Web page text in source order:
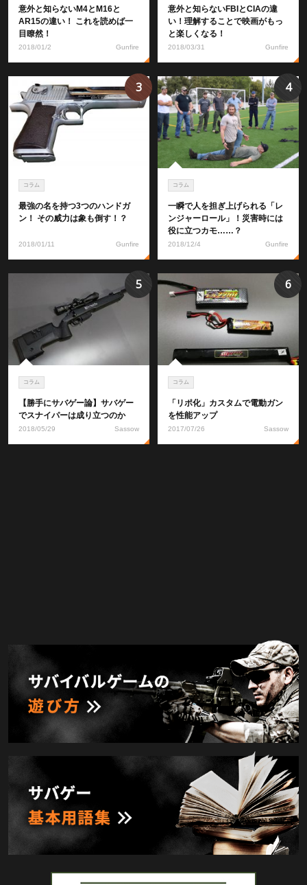
意外と知らないM4とM16と
AR15の違い！ これを読めば一
目瞭然！
2018/01/2 Gunfire
意外と知らないFBIとCIAの違
い！理解することで映画がもっ
と楽しくなる！
2018/03/31 Gunfire
コラム
最強の名を持つ3つのハンドガ
ン！ その威力は象も倒す！？
2018/01/11 Gunfire
3
コラム
一瞬で人を担ぎ上げられる「レ
ンジャーロール」！災害時には
役に立つカモ……？
2018/12/4 Gunfire
4
コラム
【勝手にサバゲー論】サバゲー
でスナイパーは成り立つのか
2018/05/29 Sassow
5
コラム
「リポ化」カスタムで電動ガン
を性能アップ
2017/07/26 Sassow
6